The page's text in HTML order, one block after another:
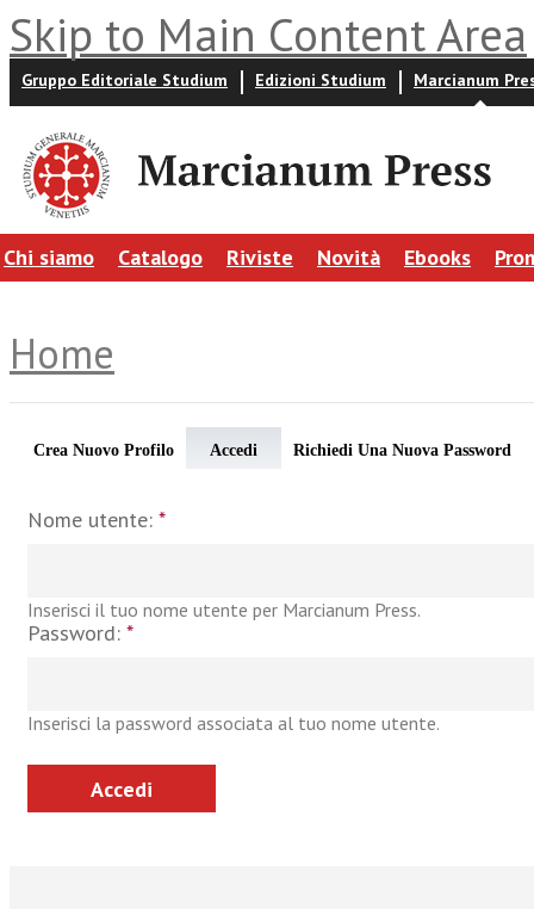
Skip to Main Content Area
Gruppo Editoriale Studium Edizioni Studium Marcianum
Chi siamo Catalogo Riviste Novità Ebooks
Home
Crea Nuovo Profilo Accedi Richiedi Una Nuova Password
Nome utente: *
Inserisci il tuo nome utente per Marcianum Press.
Password: *
Inserisci la password associata al tuo nome utente.